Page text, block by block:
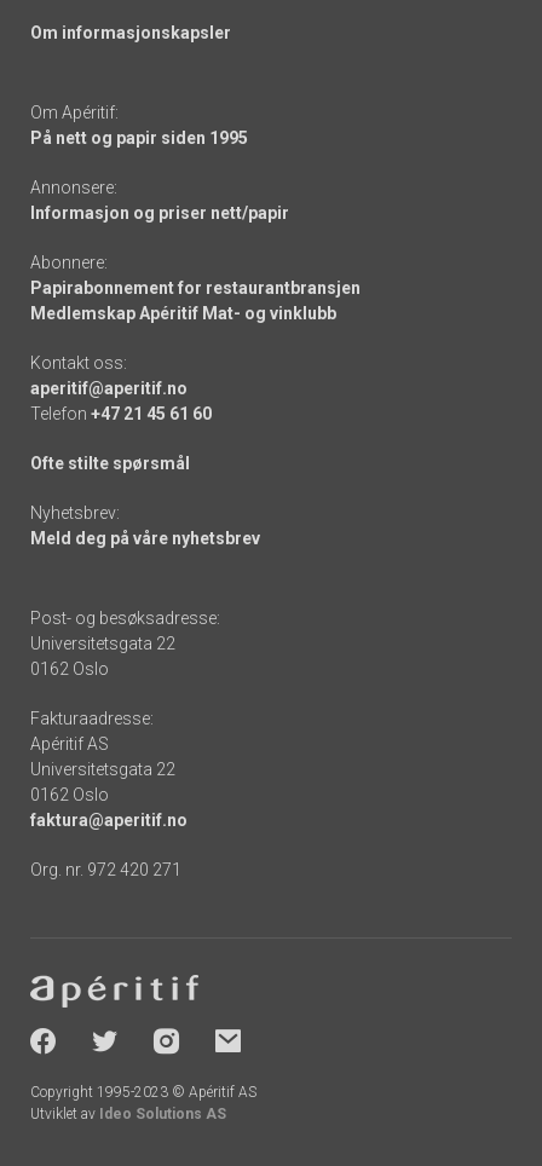
Om informasjonskapsler
Om Apéritif:
På nett og papir siden 1995
Annonsere:
Informasjon og priser nett/papir
Abonnere:
Papirabonnement for restaurantbransjen
Medlemskap Apéritif Mat- og vinklubb
Kontakt oss:
aperitif@aperitif.no
Telefon +47 21 45 61 60
Ofte stilte spørsmål
Nyhetsbrev:
Meld deg på våre nyhetsbrev
Post- og besøksadresse:
Universitetsgata 22
0162 Oslo
Fakturaadresse:
Apéritif AS
Universitetsgata 22
0162 Oslo
faktura@aperitif.no
Org. nr. 972 420 271
-
socials
Copyright 1995-2023 © Apéritif AS
Utviklet av Ideo Solutions AS